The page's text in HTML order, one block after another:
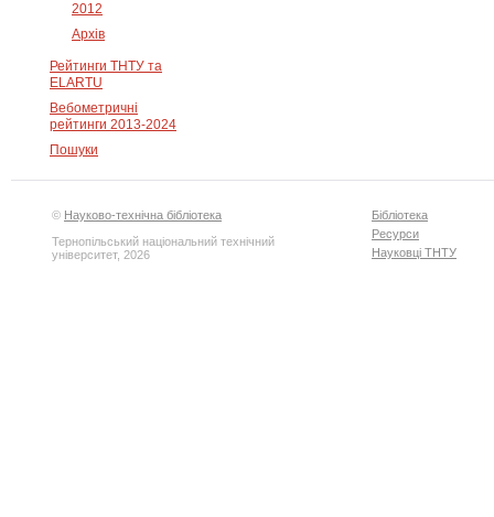
2012
Архів
Рейтинги ТНТУ та
ELARTU
Вебометричні
рейтинги 2013-2024
Пошуки
© Науково-технічна бібліотека
Тернопільський національний технічний
університет, 2026
Бібліотека
Ресурси
Науковці ТНТУ